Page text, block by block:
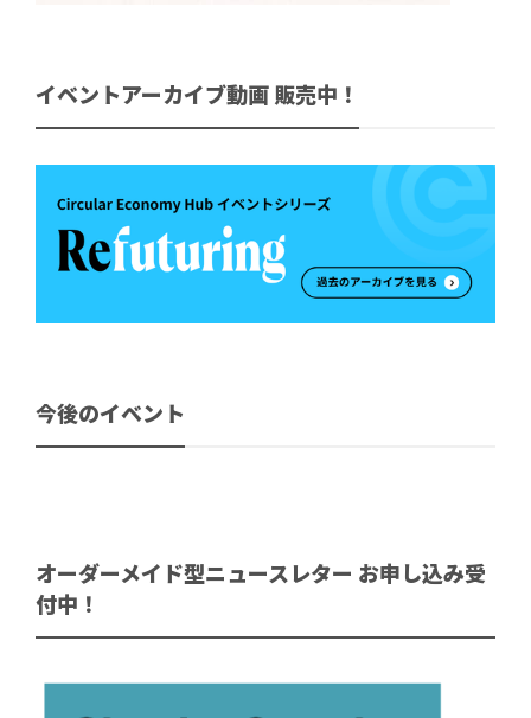
イベントアーカイブ動画 販売中！
今後のイベント
オーダーメイド型ニュースレター お申し込み受
付中！